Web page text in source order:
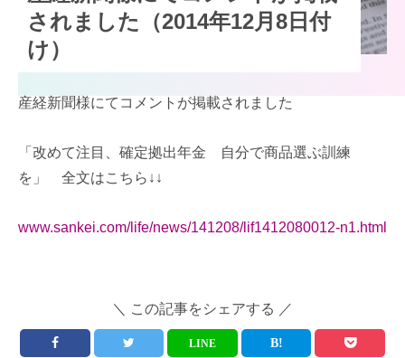
されました（2014年12月8日付
け）
産経新聞様にてコメントが掲載されました
「改めて注目、確定拠出年金 自分で商品選ぶ訓練
を」 全文はこちら↓↓
www.sankei.com/life/news/141208/lif1412080012-n1.html
＼ この記事をシェアする ／
LINE